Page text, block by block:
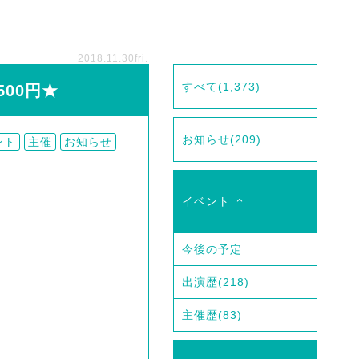
2018.11.30fri.
円★
主催 お知らせ
すべて(1,373)
お知らせ(209)
イベント
今後の予定
出演歴(218)
主催歴(83)